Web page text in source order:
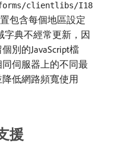
clientlibs/I18
包含每個地區設定
字典不經常更新，因
別的JavaScript檔
伺服器上的不同最
低網路頻寬使用
援